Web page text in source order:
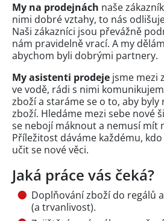
My na prodejnách naše
nimi dobré vztahy, to nás
Naši zákazníci jsou převážně
nám pravidelně vrací. A my
abychom byli dobrými partnery.
My asistenti prodeje jsme mezi
ve vodě, rádi s nimi
zboží a staráme se o to, aby byly
zboží. Hledáme mezi sebe nové
se nebojí máknout a nemusí mít
Příležitost dáváme každému,
učit se nové věci.
Jaká práce vás čeká?
Doplňování zboží do regálů
(a trvanlivost).